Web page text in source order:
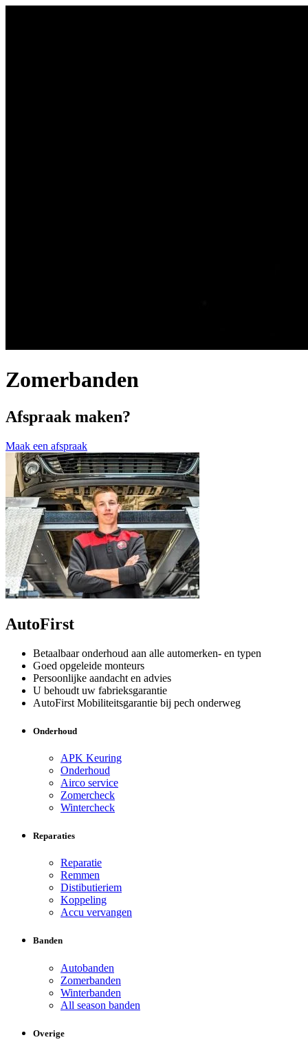
Zomerbanden
Afspraak maken?
Maak een afspraak
AutoFirst
Betaalbaar onderhoud aan alle automerken- en typen
Goed opgeleide monteurs
Persoonlijke aandacht en advies
U behoudt uw fabrieksgarantie
AutoFirst Mobiliteitsgarantie bij pech onderweg
Onderhoud
APK Keuring
Onderhoud
Airco service
Zomercheck
Wintercheck
Reparaties
Reparatie
Remmen
Distibutieriem
Koppeling
Accu vervangen
Banden
Autobanden
Zomerbanden
Winterbanden
All season banden
Overige